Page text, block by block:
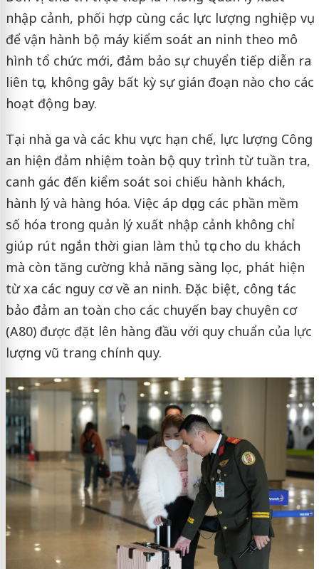
nhập cảnh, phối hợp cùng các lực lượng nghiệp vụ
để vận hành bộ máy kiểm soát an ninh theo mô
hình tổ chức mới, đảm bảo sự chuyển tiếp diễn ra
liên tục, không gây bất kỳ sự gián đoạn nào cho các
hoạt động bay.
Tại nhà ga và các khu vực hạn chế, lực lượng Công
an hiện đảm nhiệm toàn bộ quy trình từ tuần tra,
canh gác đến kiểm soát soi chiếu hành khách,
hành lý và hàng hóa. Việc áp dụng các phần mềm
số hóa trong quản lý xuất nhập cảnh không chỉ
giúp rút ngắn thời gian làm thủ tục cho du khách
mà còn tăng cường khả năng sàng lọc, phát hiện
từ xa các nguy cơ về an ninh. Đặc biệt, công tác
bảo đảm an toàn cho các chuyến bay chuyên cơ
(A80) được đặt lên hàng đầu với quy chuẩn của lực
lượng vũ trang chính quy.